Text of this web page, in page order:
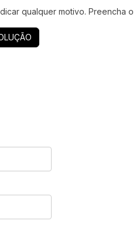
qualquer motivo. Preencha